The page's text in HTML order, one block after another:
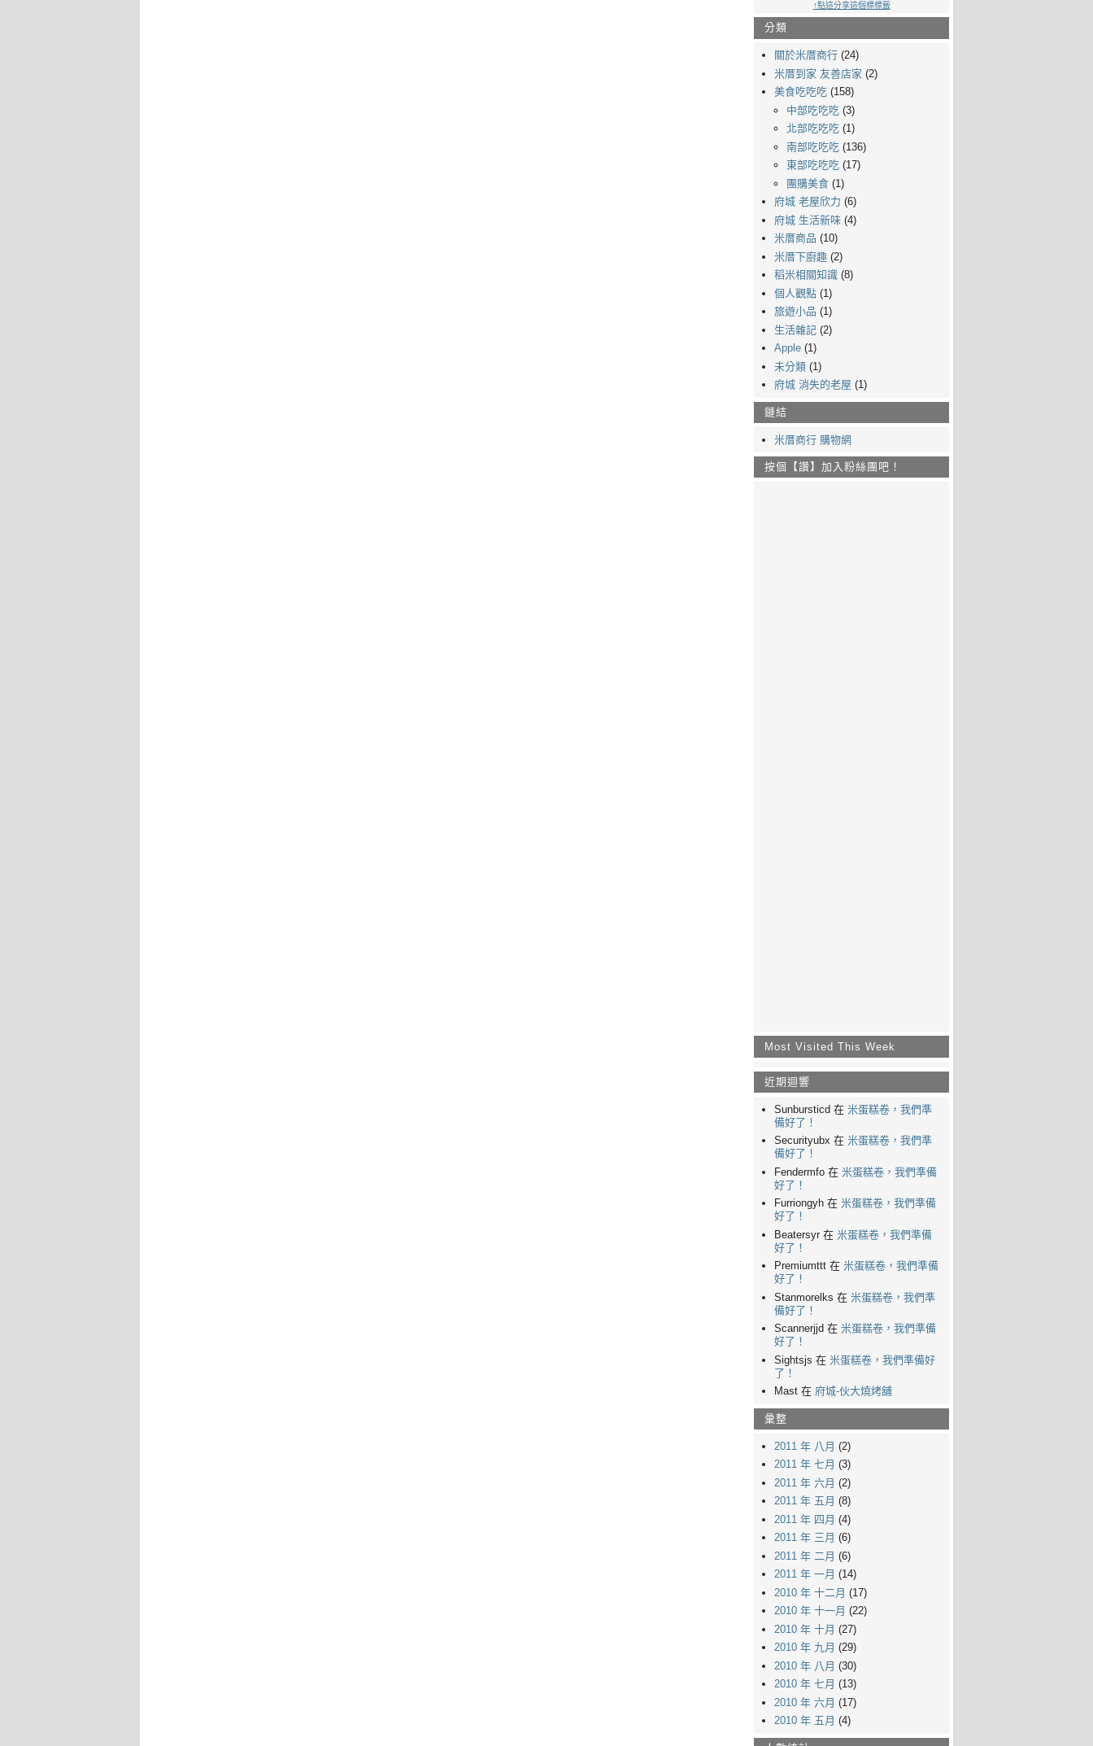
↑點這分享這個標標籤
分類
關於米厝商行 (24)
米厝到家 友善店家 (2)
美食吃吃吃 (158)
中部吃吃吃 (3)
北部吃吃吃 (1)
南部吃吃吃 (136)
東部吃吃吃 (17)
團購美食 (1)
府城 老屋欣力 (6)
府城 生活新味 (4)
米厝商品 (10)
米厝下廚趣 (2)
稻米相關知識 (8)
個人觀點 (1)
旅遊小品 (1)
生活雜記 (2)
Apple (1)
未分類 (1)
府城 消失的老屋 (1)
鏈結
米厝商行 購物網
按個【讚】加入粉絲團吧！
Most Visited This Week
近期迴響
Sunbursticd 在 米蛋糕卷，我們準
備好了！
Securityubx 在 米蛋糕卷，我們準
備好了！
Fendermfo 在 米蛋糕卷，我們準備
好了！
Furriongyh 在 米蛋糕卷，我們準備
好了！
Beatersyr 在 米蛋糕卷，我們準備
好了！
Premiumttt 在 米蛋糕卷，我們準備
好了！
Stanmorelks 在 米蛋糕卷，我們準
備好了！
Scannerjjd 在 米蛋糕卷，我們準備
好了！
Sightsjs 在 米蛋糕卷，我們準備好
了！
Mast 在 府城-伙大燒烤舖
彙整
2011 年 八月 (2)
2011 年 七月 (3)
2011 年 六月 (2)
2011 年 五月 (8)
2011 年 四月 (4)
2011 年 三月 (6)
2011 年 二月 (6)
2011 年 一月 (14)
2010 年 十二月 (17)
2010 年 十一月 (22)
2010 年 十月 (27)
2010 年 九月 (29)
2010 年 八月 (30)
2010 年 七月 (13)
2010 年 六月 (17)
2010 年 五月 (4)